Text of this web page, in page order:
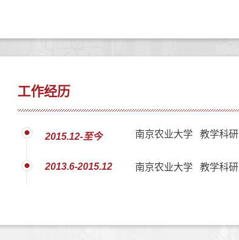
工作经历
2015.12-至今 南京农业大学 教学科研
2013.6-2015.12 南京农业大学 教学科研